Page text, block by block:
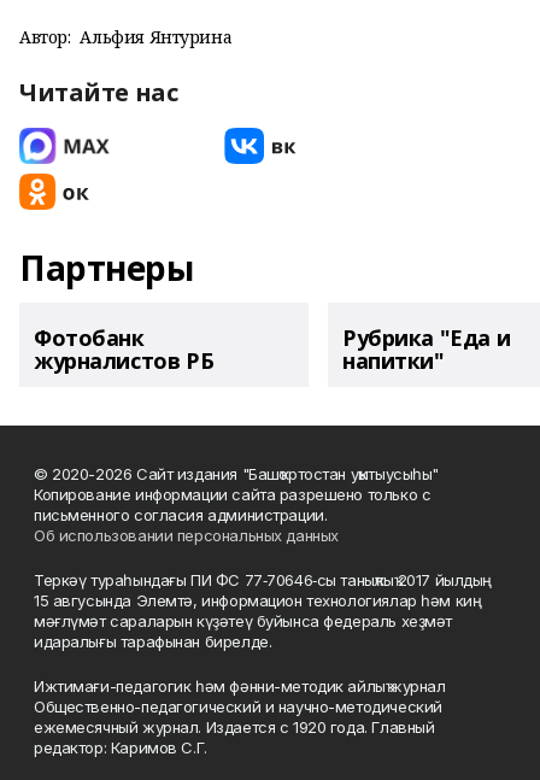
Автор: Альфия Янтурина
Читайте нас
Партнеры
Фотобанк
журналистов РБ
Рубрика "Еда и
напитки"
© 2020-2026 Сайт издания "Башҡортостан уҡытыусыһы"
Копирование информации сайта разрешено только с
письменного согласия администрации.
Об использовании персональных данных
Теркәү тураһындағы ПИ ФС 77‑70646‑сы таныҡлыҡ 2017 йылдың
15 авгусында Элемтә, информацион технологиялар һәм киң
мәғлүмәт сараларын күҙәтеү буйынса федераль хеҙмәт
идаралығы тарафынан бирелде.
Ижтимағи-педагогик һәм фәнни-методик айлыҡ журнал
Общественно-педагогический и научно-методический
ежемесячный журнал. Издается с 1920 года. Главный
редактор: Каримов С.Г.